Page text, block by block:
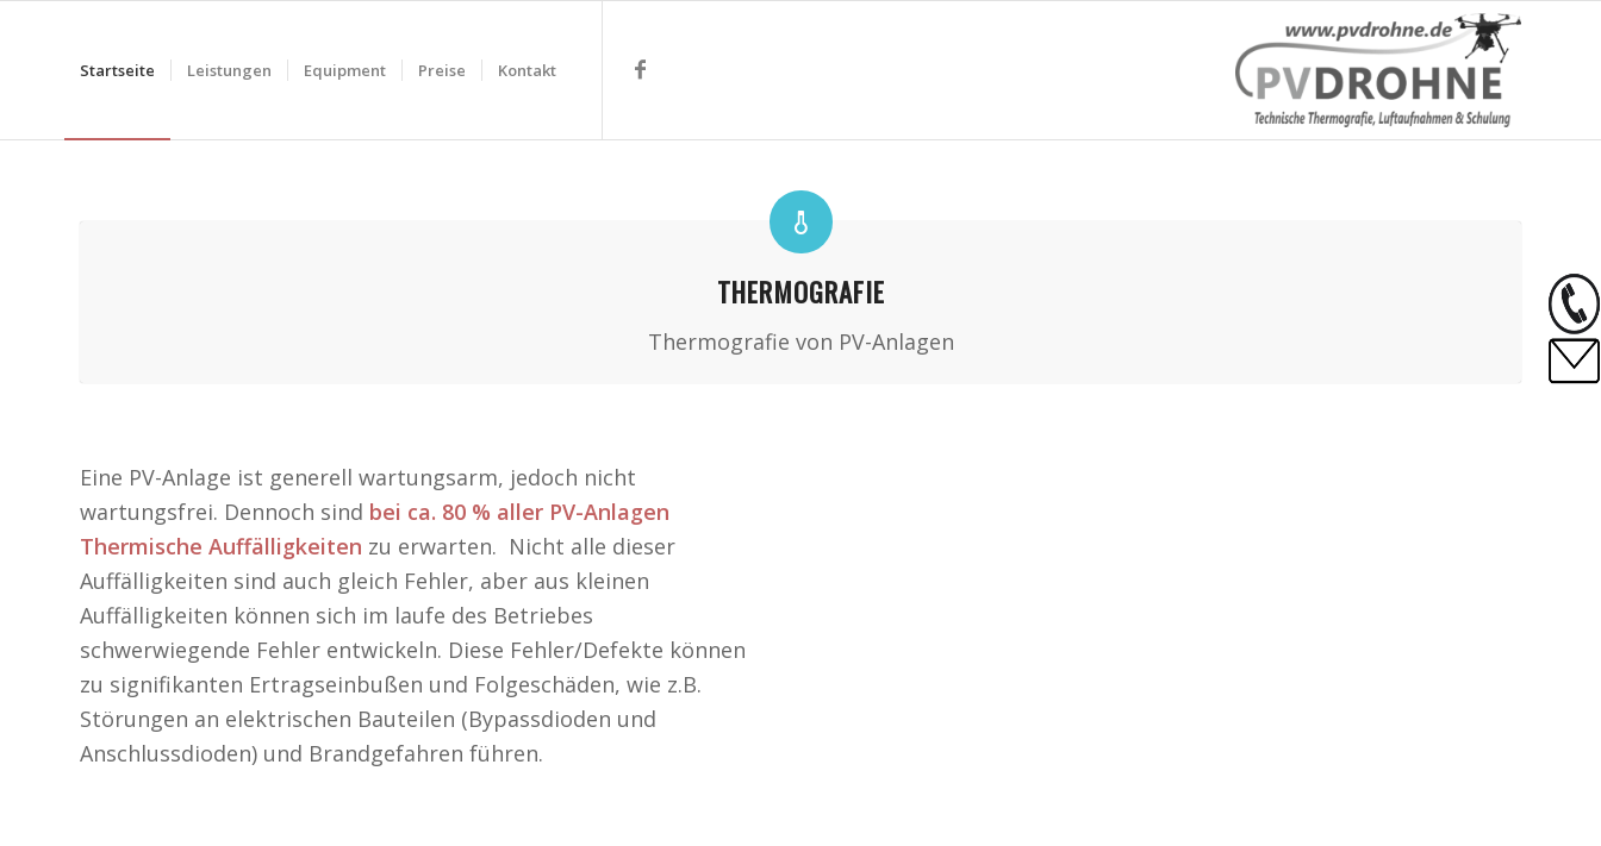
Startseite Leistungen Equipment Preise Kontakt
Weiter
1 2 3 4
THERMOGRAFIE
Thermografie von PV-Anlagen
Eine PV-Anlage ist generell wartungsarm, jedoch nicht
wartungsfrei. Dennoch sind bei ca. 80 % aller PV-Anlagen
Thermische Auffälligkeiten zu erwarten. Nicht alle dieser
Auffälligkeiten sind auch gleich Fehler, aber aus kleinen
Auffälligkeiten können sich im laufe des Betriebes
schwerwiegende Fehler entwickeln. Diese Fehler/Defekte können
zu signifikanten Ertragseinbußen und Folgeschäden, wie z.B.
Störungen an elektrischen Bauteilen (Bypassdioden und
Anschlussdioden) und Brandgefahren führen.